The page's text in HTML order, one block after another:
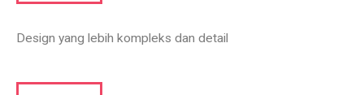
Design yang lebih kompleks dan detail